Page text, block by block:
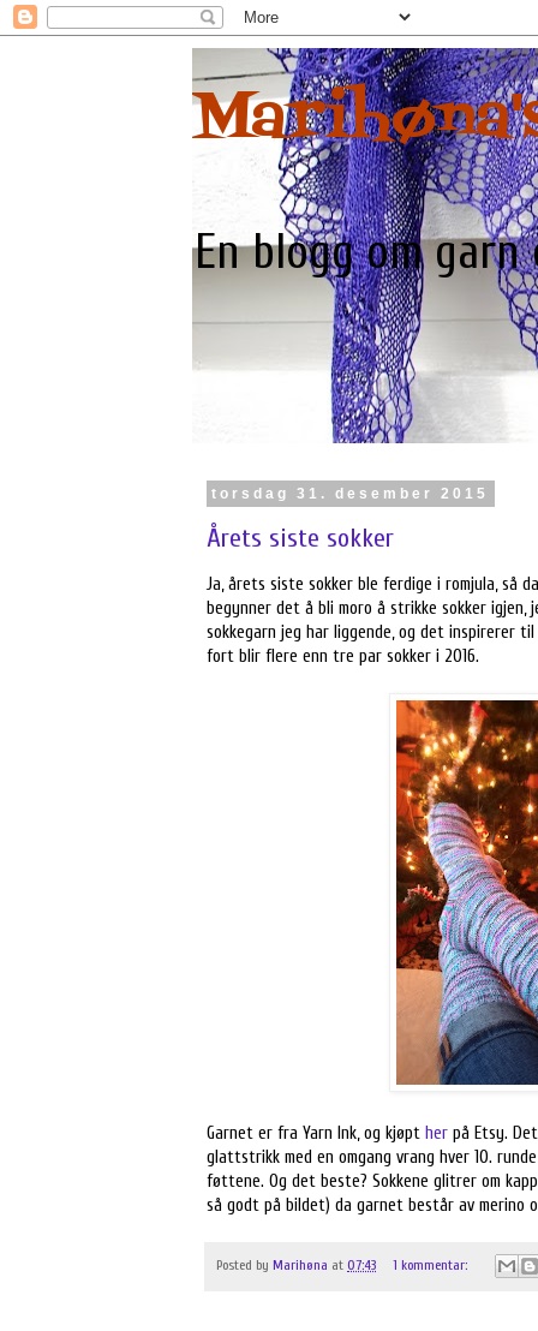
En blogg om garn
torsdag 31. desember 2015
Årets siste sokker
Ja, årets siste sokker ble ferdige i romjula, så
begynner det å bli moro å strikke sokker igjen,
sokkegarn jeg har liggende, og det inspirerer
fort blir flere enn tre par sokker i 2016.
Garnet er fra Yarn Ink, og kjøpt her på Etsy.
glattstrikk med en omgang vrang hver 10.
føttene. Og det beste? Sokkene glitrer om
så godt på bildet) da garnet består av merino
Posted by Marihøna at 07:43 1 kommentar: